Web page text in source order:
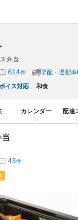
弁当
614件 早配・遅配率
イス対応 和食
カレンダー 配達
43件